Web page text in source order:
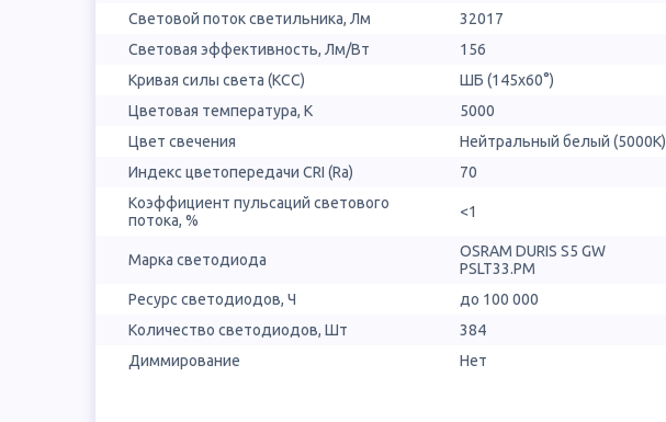
Световой поток светильника, Лм
32017
Световая эффективность, Лм/Вт
156
Кривая силы света (КСС)
ШБ (145х60°)
Цветовая температура, К
5000
Цвет свечения
Нейтральный белый (5000К)
Индекс цветопередачи CRI (Ra)
70
Коэффициент пульсаций светового
потока, %
<1
Марка светодиода
OSRAM DURIS S5 GW
PSLT33.PM
Ресурс светодиодов, Ч
до 100 000
Количество светодиодов, Шт
384
Диммирование
Нет